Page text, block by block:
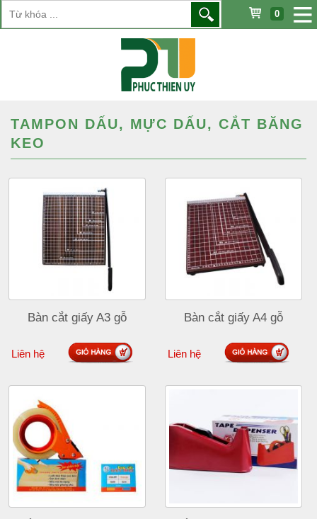
0
TAMPON DẤU, MỰC DẤU, CẮT BĂNG
KEO
Bàn cắt giấy A3 gỗ
Liên hệ
Bàn cắt giấy A4 gỗ
Liên hệ